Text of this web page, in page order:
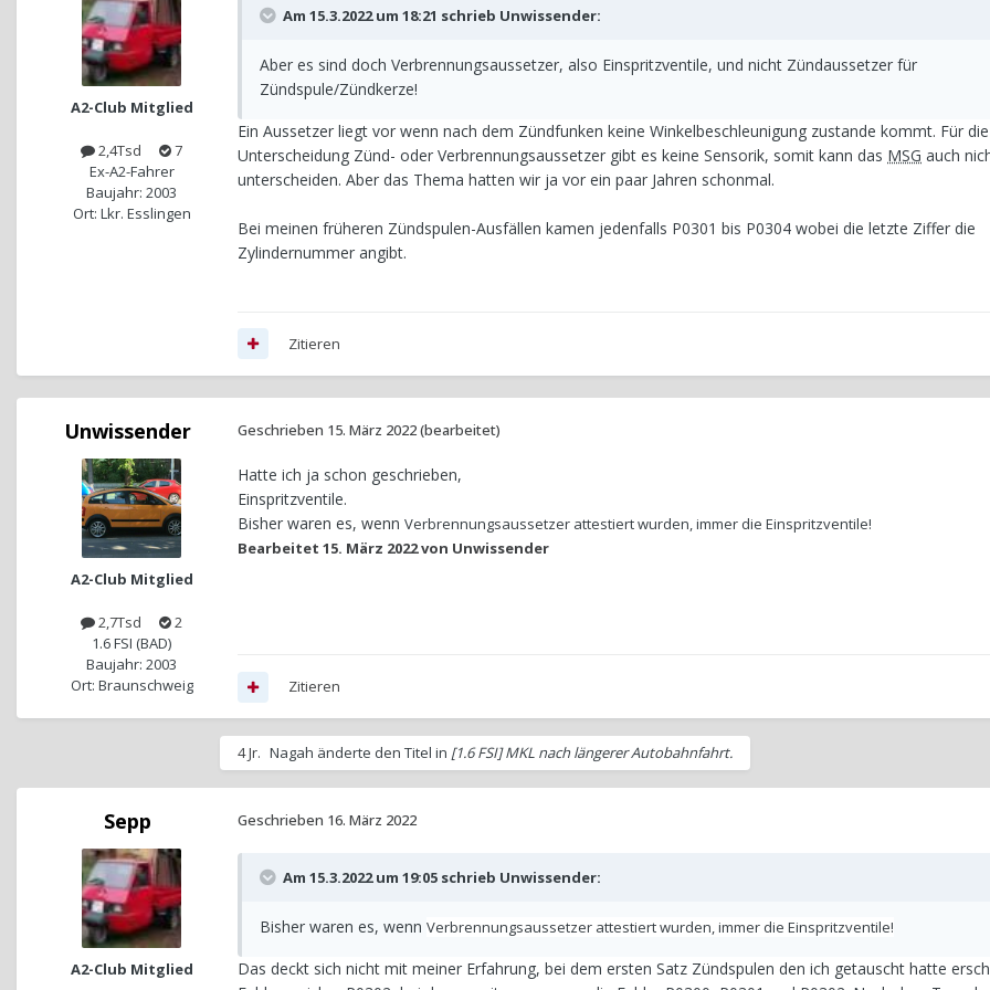
A2-Club Mitglied
2,4Tsd
7
Ex-A2-Fahrer
Baujahr: 2003
Ort: Lkr. Esslingen
Am 15.3.2022 um 18:21 schrieb Unwissender:
Aber es sind doch Verbrennungsaussetzer, also Einspritzventile, und nicht Zündaussetzer für
Zündspule/Zündkerze!
Ein Aussetzer liegt vor wenn nach dem Zündfunken keine Winkelbeschleunigung zustande kommt. Für die
Unterscheidung Zünd- oder Verbrennungsaussetzer gibt es keine Sensorik, somit kann das MSG auch
unterscheiden. Aber das Thema hatten wir ja vor ein paar Jahren schonmal.
Bei meinen früheren Zündspulen-Ausfällen kamen jedenfalls P0301 bis P0304 wobei die letzte Ziffer die
Zylindernummer angibt.
Zitieren
Unwissender
A2-Club Mitglied
2,7Tsd
2
1.6 FSI (BAD)
Baujahr: 2003
Ort: Braunschweig
Geschrieben 15. März 2022(bearbeitet)
Hatte ich ja schon geschrieben,
Einspritzventile.
Bisher waren es, wenn Verbrennungsaussetzer attestiert wurden, immer die Einspritzventile!
Bearbeitet 15. März 2022von Unwissender
Zitieren
4 Jr. Nagah änderte den Titel in [1.6 FSI] MKL nach längerer Autobahnfahrt.
Sepp
A2-Club Mitglied
Geschrieben 16. März 2022
Am 15.3.2022 um 19:05 schrieb Unwissender:
Bisher waren es, wenn Verbrennungsaussetzer attestiert wurden, immer die Einspritzventile!
Das deckt sich nicht mit meiner Erfahrung, bei dem ersten Satz Zündspulen den ich getauscht hatte